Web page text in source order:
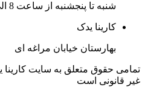
شنبه تا پنجشنبه از ساعت 8 الی 18
کارینا یدک
بهارستان خیابان مراغه ای
تمامی حقوق متعلق به سایت کارینا
غیر قانونی است